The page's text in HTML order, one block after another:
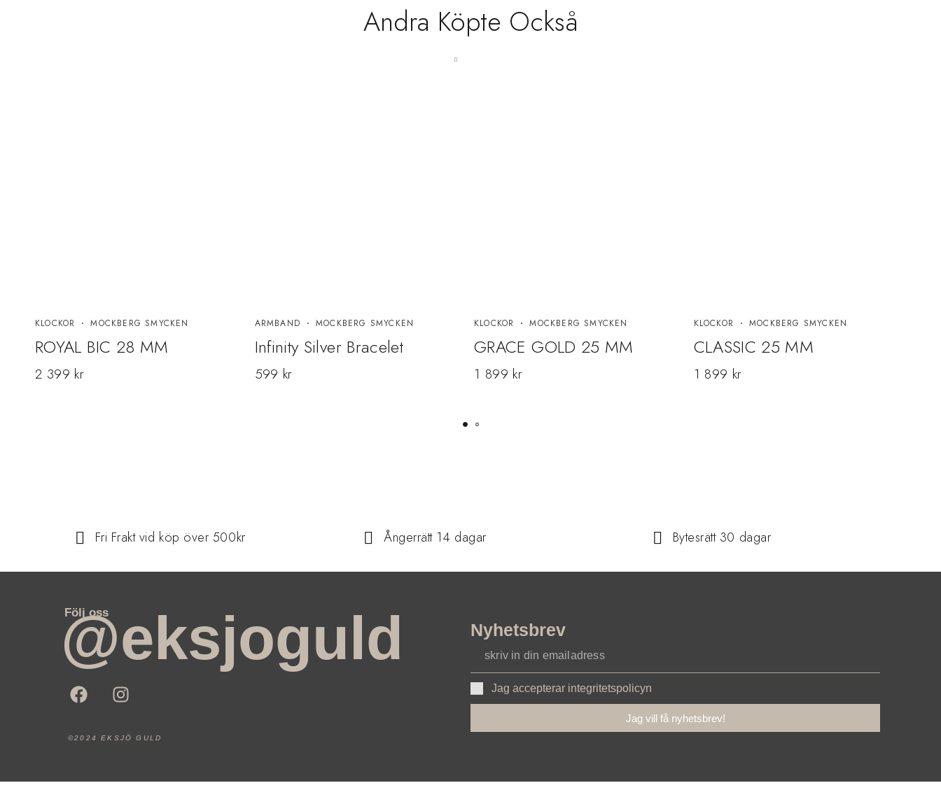
Andra Köpte Också
KLOCKOR MOCKBERG SMYCKEN
ROYAL BIC 28 MM
2 399 kr
ARMBAND MOCKBERG SMYCKEN
Infinity Silver Bracelet
599 kr
KLOCKOR MOCKBERG SMYCKEN
GRACE GOLD 25 MM
1 899 kr
KLOCKOR MOCKBERG SMYCKEN
CLASSIC 25 MM
1 899 kr
Fri Frakt vid köp över 500kr Ångerrätt 14 dagar Bytesrätt 30 dagar
Följ oss
@eksjoguld
©2024 EKSJÖ GULD
Nyhetsbrev
Jag accepterar integritetspolicyn
Jag vill få nyhetsbrev!